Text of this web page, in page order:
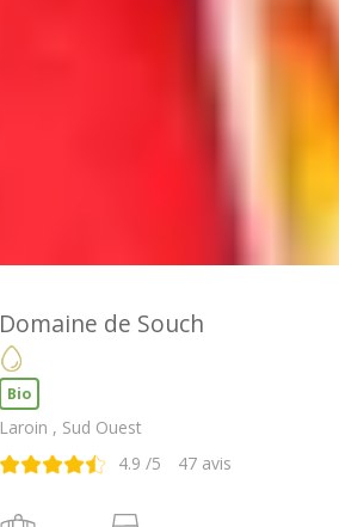
Domaine de Souch
Bio
Laroin , Sud Ouest
4.9 /5 47 avis